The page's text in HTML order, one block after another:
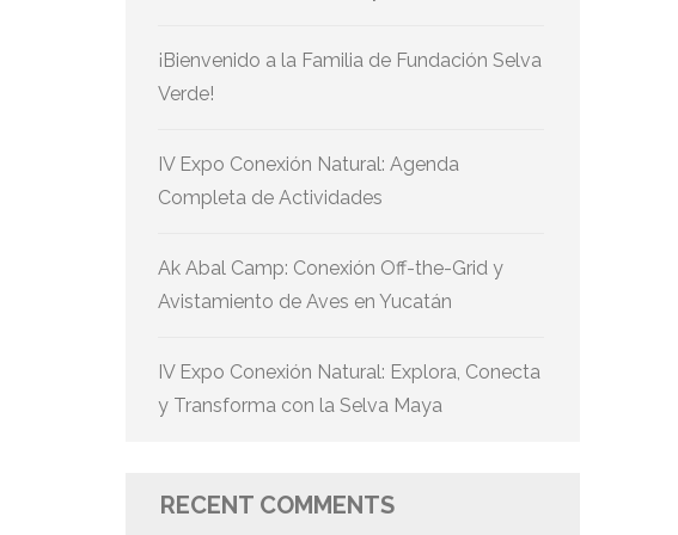
¡Bienvenido a la Familia de Fundación Selva
Verde!
IV Expo Conexión Natural: Agenda
Completa de Actividades
Ak Abal Camp: Conexión Off-the-Grid y
Avistamiento de Aves en Yucatán
IV Expo Conexión Natural: Explora, Conecta
y Transforma con la Selva Maya
RECENT COMMENTS